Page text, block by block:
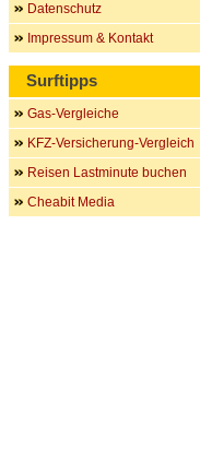
Datenschutz
Impressum & Kontakt
Surftipps
Gas-Vergleiche
KFZ-Versicherung-Vergleich
Reisen Lastminute buchen
Cheabit Media